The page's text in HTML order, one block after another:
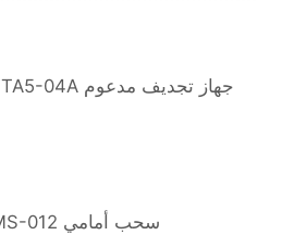
METTA5-04A جهاز تجديف مدعوم
MTMS-012 سحب أمامي